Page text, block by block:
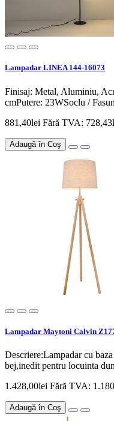
Lampadar LINEA 144-16073
Finisaj: Metal, Aluminiu,
cmPutere: 23WSoclu /
881,40lei Fără TVA:
Adaugă în Coş
Lampadar Maytoni Calvin
Descriere:Lampadar cu
bej,inedit pentru locuinta
1.428,00lei Fără TVA:
Adaugă în Coş